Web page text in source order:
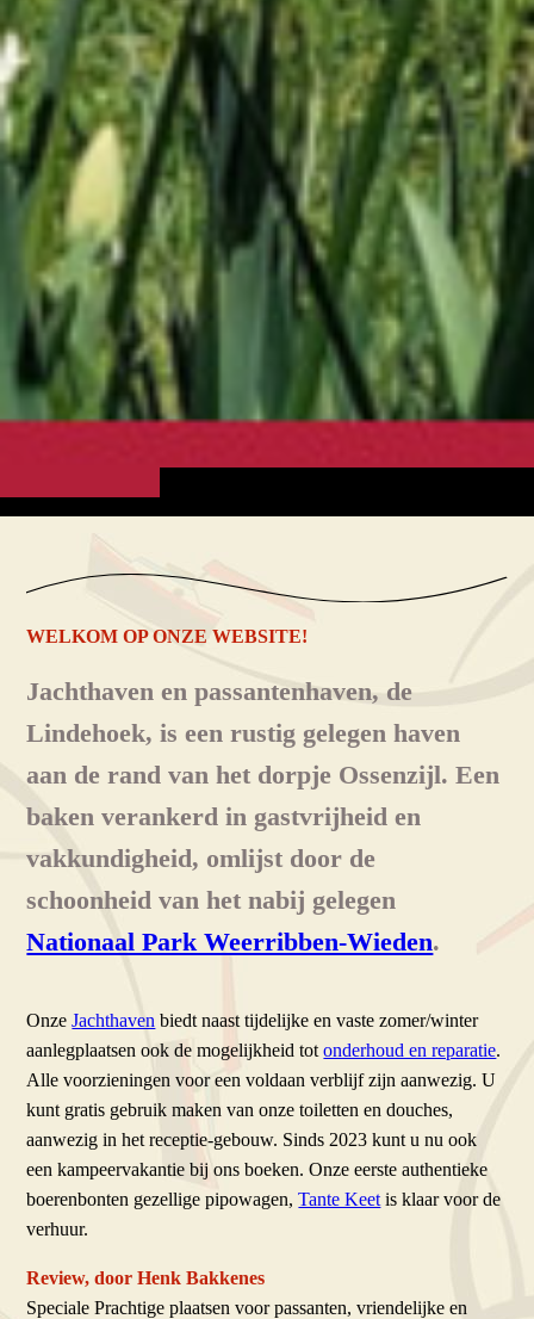
WELKOM OP ONZE WEBSITE!
Jachthaven en passantenhaven, de
Lindehoek, is een rustig gelegen haven
aan de rand van het dorpje Ossenzijl. Een
baken verankerd in gastvrijheid en
vakkundigheid, omlijst door de
schoonheid van het nabij gelegen
Nationaal Park Weerribben-Wieden.
OnzeJachthaven biedt naast tijdelijke en vaste zomer/winter
aanlegplaatsen ook de mogelijkheid totonderhoud en reparatie.
Alle voorzieningen voor een voldaan verblijf zijn aanwezig. U
kunt gratis gebruik maken van onze toiletten en douches,
aanwezig in het receptie-gebouw. Sinds 2023 kunt u nu ook
een kampeervakantie bij ons boeken. Onze eerste authentieke
boerenbonten gezellige pipowagen,Tante Keet is klaar voor de
verhuur.
Review, door Henk Bakkenes
Speciale Prachtige plaatsen voor passanten, vriendelijke en